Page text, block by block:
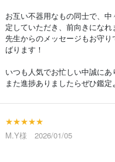
お互い不器用なもの同士で、
定していただき、前向きにな
先生からのメッセージもお守
ばります！
いつも人気でお忙しい中誠にあ
また進捗ありましたらぜひ鑑定
★★★★★
M.Y様 2026/01/05